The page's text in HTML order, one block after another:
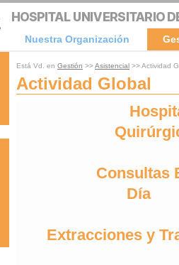
Nuestra Organización
Está Vd. en Gestión >>Asistencial >> Actividad
Actividad Global
Consultas
Día
Extracciones y